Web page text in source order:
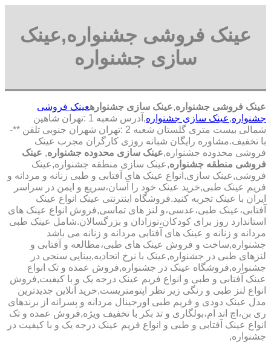
عینک فروشی جشنواره,عینک
سازی جشنواره
عینک فروشی جشنواره,عینک سازی جشنوارهعینک فروشی
جشنواره,عینک سازی جشنواره
,آدرس شعبه 1 :تهران شاهین
شمالی بیست متری گلستان شعبه 2 :تهران شهران جنوبی تلفن **-
با تخفیف.مشاوره رایگان شبانه روزی کارگران مجرب عینک
فروشی محدوده جشنواره,عینک سازی محدوده جشنواره, عینک
فروشی منطقه جشنواره,عینک سازی منطقه جشنواره,عینک
فروشی,عینک سازی,انواع عینک های آفتابی و طبی زنانه و مردانه و
فریم عینک طبی,خرید عینک خود را آسان،سریع و ایمن در سراسر
ایران با عینک تجربه کنید.فروشگاه اینترنتی عینک انواع عینک
آفتابی،عینک طبی،عدسی،و لنز های تماسی,فروش انواع عینک های
استاندارد روز برای کودکان،نوزادان و بزرگسالان.شامل عینک طبی
مردانه و زنانه و عینک های آفتابی مردانه و زنانه می باشد
جشنواره,ساخت و فروش عینک های طبی،مطالعه و آفتابی و
لنزهای طبی در جشنواره,عینک با نرخ اتحادیه,بینایی سنجی در
جشنواره,فروشگاه عینک در جشنواره,فروش عمده و تک انواع
عینک آفتابی و طبی و انواع فریم عینک درجه یک و با کیفیت,فروش
انواع لنز طبی و رنگی زیر نظر اپتومتریست,خرید آنلاین جدیدترین
مدل عینک دودی و فریم طبی اورجینال مردانه و پسرانه از برندهای
ری بن،اچ اند ام،بولگاری و تد بکر با تخفیف ویژه,فروش عمده و تک
انواع عینک آفتابی و طبی و انواع فریم عینک درجه یک و با کیفیت در
جشنواره,